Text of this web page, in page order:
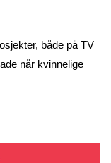
både på TV
når kvinnelige